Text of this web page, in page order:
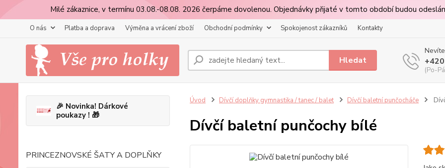
Milé zákaznice, v termínu 03.08.-08.08. 2026 čerpáme dovolenou. Objednávky přijaté v tomto období budou
O nás Platba a doprava Výměna a vrácení zboží Obchodní podmínky Spokojenost zákazníků Kontakty
Hledat
(Po-
🎉 Novinka! Dárkové
poukazy ! 🎁
PRINCEZNOVSKÉ ŠATY A DOPLŇKY
Úvod Dívčí doplňky gymnastika / tanec / balet Dívčí baletní punčocháče
Dívčí baletní punčochy bílé
UPOZORNĚNÍ
Milé zákaznice,
v termínu 03.08.-08.08. 2026 čerpáme dovolenou.
Objednávky přijaté v tomto období budou odeslány v pondělí 11.08.
Děkujeme za pochopení 🌞